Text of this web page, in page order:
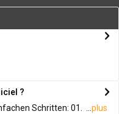
?
Schritten: 01. ... plus